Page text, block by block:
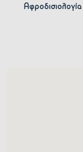
Αφροδισιολογία